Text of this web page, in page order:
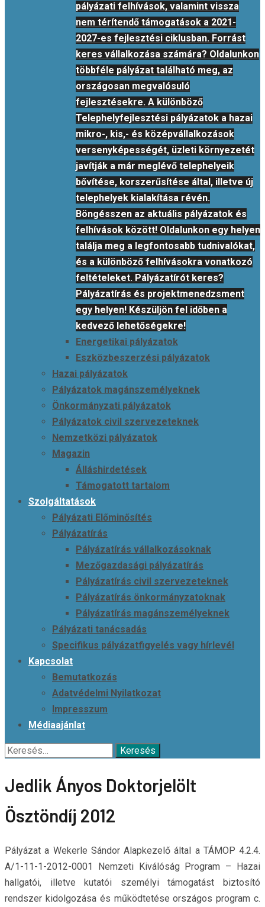
pályázati felhívások, valamint vissza
nem térítendő támogatások a 2021-
2027-es fejlesztési ciklusban. Forrást
keres vállalkozása számára? Oldalunkon
többféle pályázat található meg, az
országosan megvalósuló
fejlesztésekre. A különböző
Telephelyfejlesztési pályázatok a hazai
mikro-, kis,- és középvállalkozások
versenyképességét, üzleti környezetét
javítják a már meglévő telephelyeik
bővítése, korszerűsítése által, illetve új
telephelyek kialakítása révén.
Böngésszen az aktuális pályázatok és
felhívások között! Oldalunkon egy helyen
találja meg a legfontosabb tudnivalókat,
és a különböző felhívásokra vonatkozó
feltételeket. Pályázatírót keres?
Pályázatírás és projektmenedzsment
egy helyen! Készüljön fel időben a
kedvező lehetőségekre!
Energetikai pályázatok
Eszközbeszerzési pályázatok
Hazai pályázatok
Pályázatok magánszemélyeknek
Önkormányzati pályázatok
Pályázatok civil szervezeteknek
Nemzetközi pályázatok
Magazin
Álláshirdetések
Támogatott tartalom
Szolgáltatások
Pályázati Előminősítés
Pályázatírás
Pályázatírás vállalkozásoknak
Mezőgazdasági pályázatírás
Pályázatírás civil szervezeteknek
Pályázatírás önkormányzatoknak
Pályázatírás magánszemélyeknek
Pályázati tanácsadás
Specifikus pályázatfigyelés vagy hírlevél
Kapcsolat
Bemutatkozás
Adatvédelmi Nyilatkozat
Impresszum
Médiaajánlat
Keresés:
Jedlik Ányos Doktorjelölt
Ösztöndíj 2012
Pályázat a Wekerle Sándor Alapkezelő által a TÁMOP 4.2.4.
A/1-11-1-2012-0001 Nemzeti Kiválóság Program – Hazai
hallgatói, illetve kutatói személyi támogatást biztosító
rendszer kidolgozása és működtetése országos program c.